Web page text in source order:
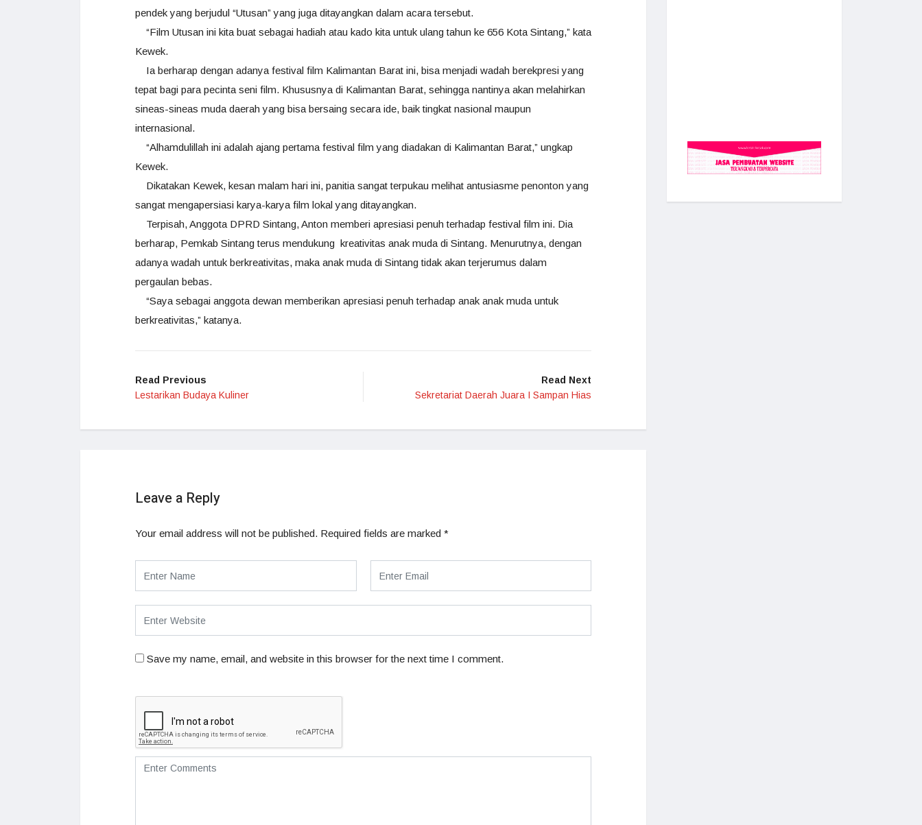
pendek yang berjudul “Utusan” yang juga ditayangkan dalam acara tersebut.
“Film Utusan ini kita buat sebagai hadiah atau kado kita untuk ulang tahun ke 656 Kota Sintang,” kata
Kewek.
Ia berharap dengan adanya festival film Kalimantan Barat ini, bisa menjadi wadah berekpresi yang
tepat bagi para pecinta seni film. Khususnya di Kalimantan Barat, sehingga nantinya akan melahirkan
sineas-sineas muda daerah yang bisa bersaing secara ide, baik tingkat nasional maupun
internasional.
“Alhamdulillah ini adalah ajang pertama festival film yang diadakan di Kalimantan Barat,” ungkap
Kewek.
Dikatakan Kewek, kesan malam hari ini, panitia sangat terpukau melihat antusiasme penonton yang
sangat mengapersiasi karya-karya film lokal yang ditayangkan.
Terpisah, Anggota DPRD Sintang, Anton memberi apresiasi penuh terhadap festival film ini. Dia
berharap, Pemkab Sintang terus mendukung kreativitas anak muda di Sintang. Menurutnya, dengan
adanya wadah untuk berkreativitas, maka anak muda di Sintang tidak akan terjerumus dalam
pergaulan bebas.
“Saya sebagai anggota dewan memberikan apresiasi penuh terhadap anak anak muda untuk
berkreativitas,” katanya.
Read Previous
Lestarikan Budaya Kuliner
Read Next
Sekretariat Daerah Juara I Sampan Hias
Leave a Reply
Your email address will not be published. Required fields are marked *
Save my name, email, and website in this browser for the next time I comment.